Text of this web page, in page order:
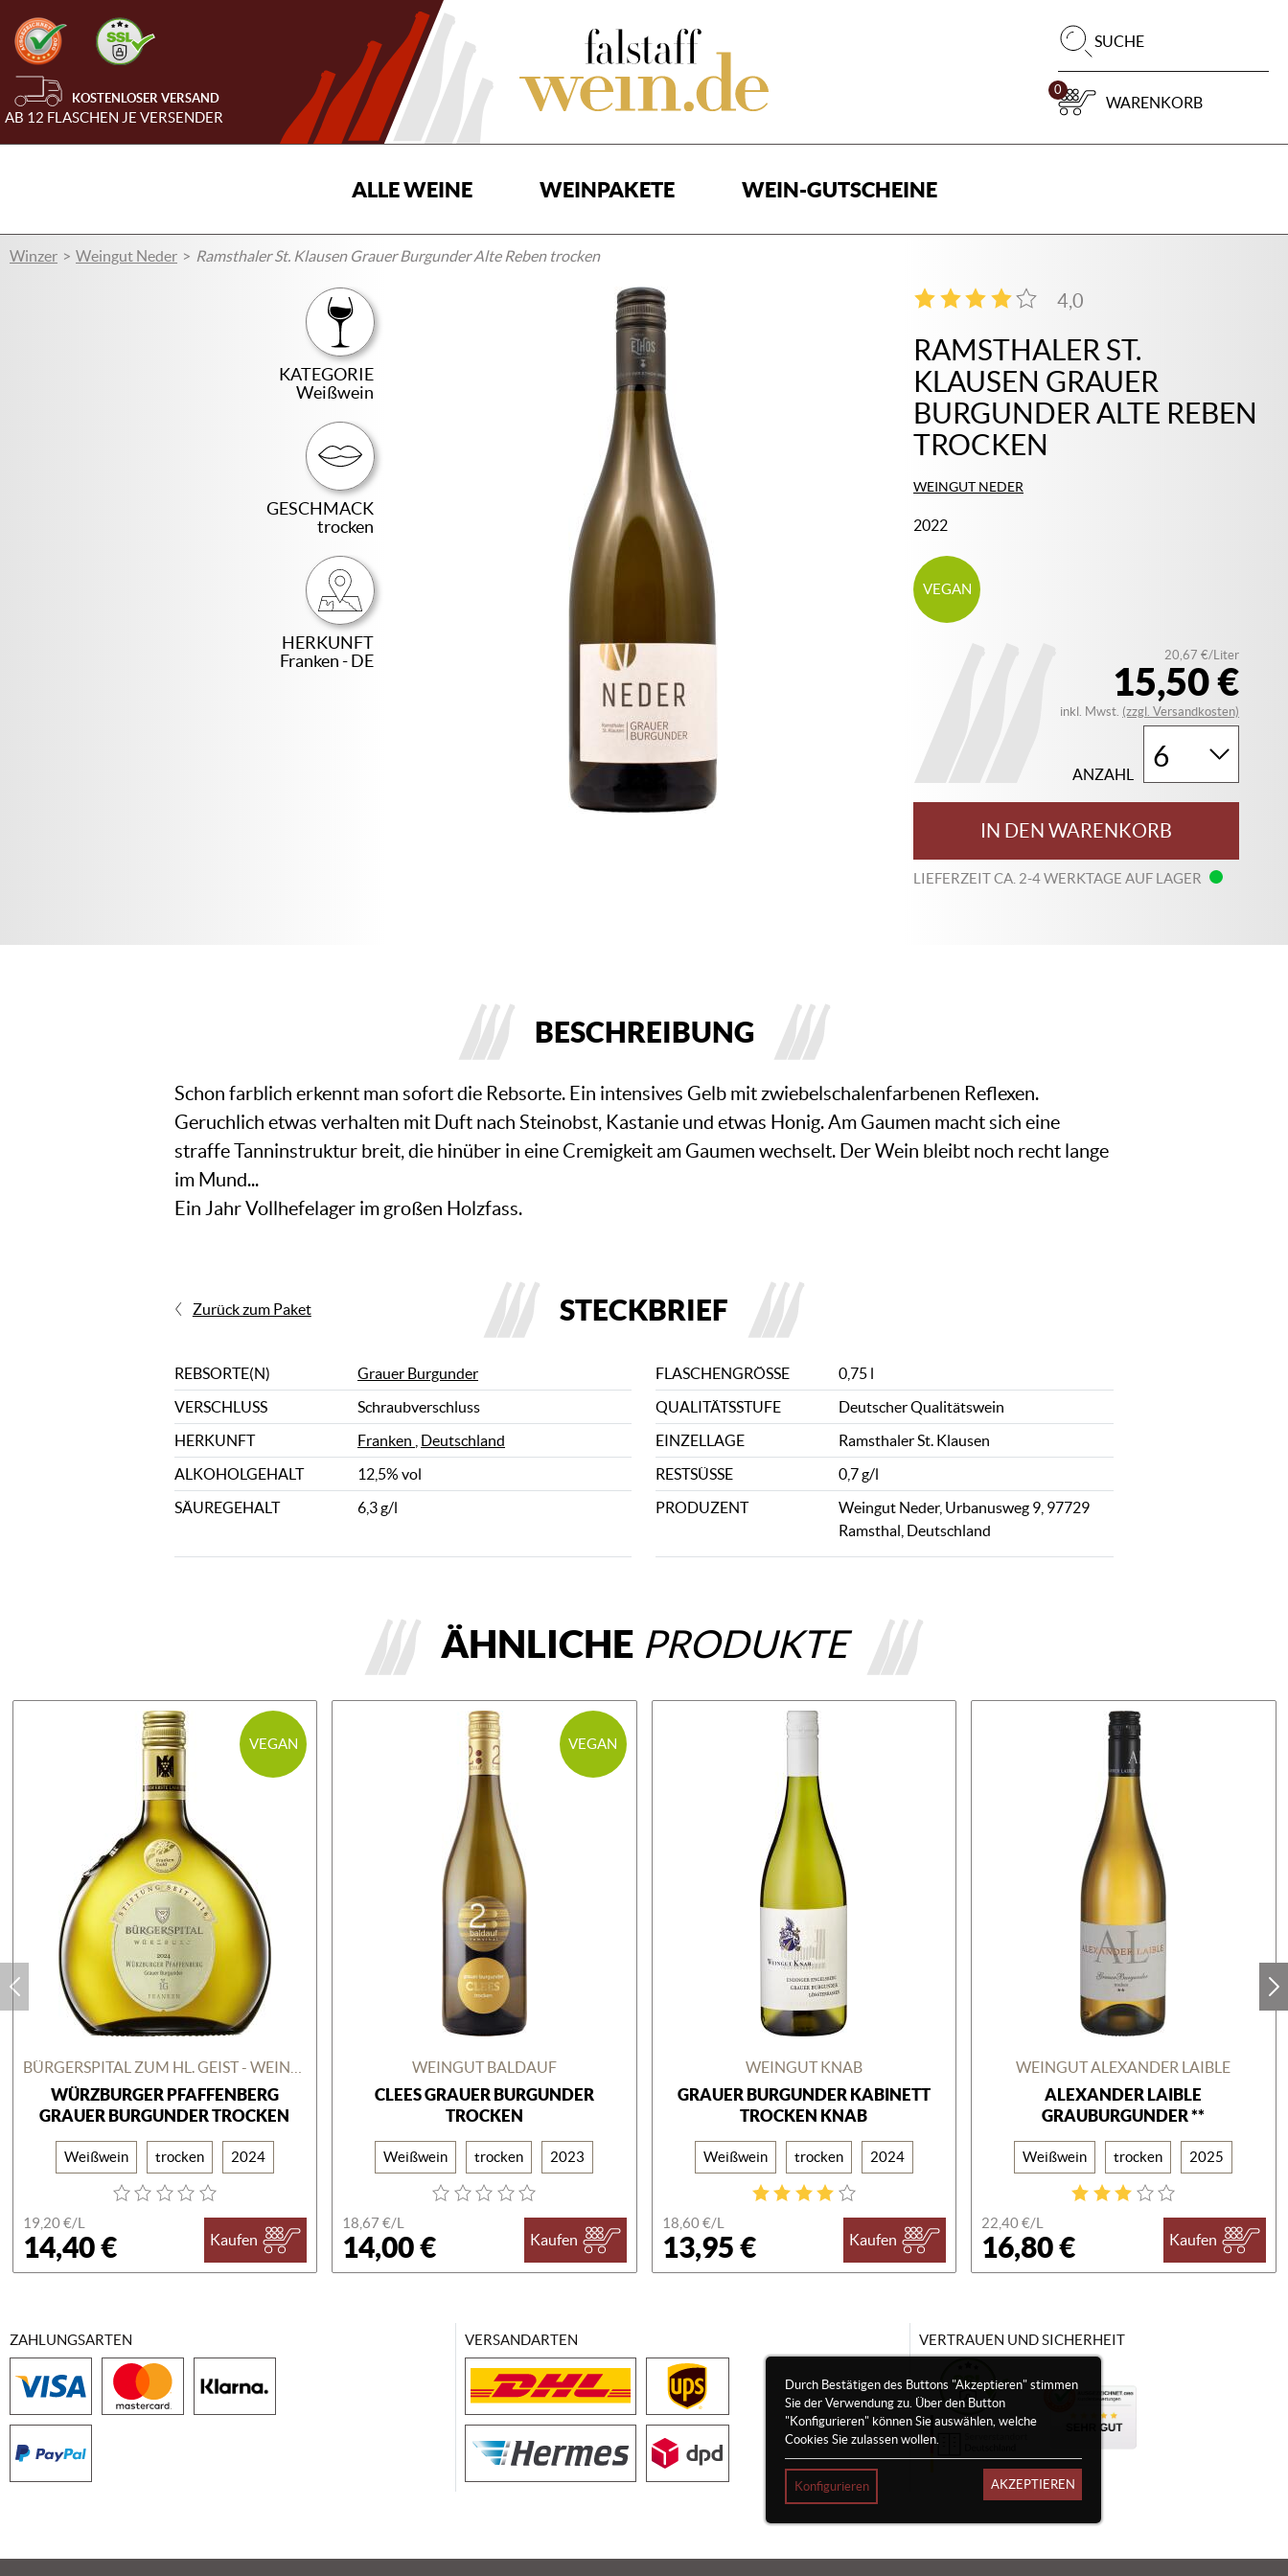
KOSTENLOSER VERSAND
AB 12 FLASCHEN JE VERSENDER
SUCHE
0
WARENKORB
ALLE WEINE WEINPAKETE WEIN-GUTSCHEINE
Winzer Weingut Neder Ramsthaler St. Klausen Grauer Burgunder Alte Reben trocken
KATEGORIE
Weißwein
GESCHMACK
trocken
HERKUNFT
Franken - DE
RAMSTHALER ST.
KLAUSEN GRAUER
BURGUNDER ALTE REBEN
TROCKEN
WEINGUT NEDER
2022
4,0
4
VEGAN
15,50 €
20,67 €/Liter
inkl. Mwst. (zzgl. Versandkosten)
ANZAHL
IN DEN WARENKORB
LIEFERZEIT CA. 2-4 WERKTAGE AUF LAGER
BESCHREIBUNG
Schon farblich erkennt man sofort die Rebsorte. Ein intensives Gelb mit zwiebelschalenfarbenen Reflexen.
Geruchlich etwas verhalten mit Duft nach Steinobst, Kastanie und etwas Honig. Am Gaumen macht sich eine
straffe Tanninstruktur breit, die hinüber in eine Cremigkeit am Gaumen wechselt. Der Wein bleibt noch recht lange
im Mund...
Ein Jahr Vollhefelager im großen Holzfass.
STECKBRIEF
Zurück zum Paket
REBSORTE(N) Grauer Burgunder FLASCHENGRÖSSE
0,75 l
VERSCHLUSS
Schraubverschluss QUALITÄTSSTUFE
Deutscher Qualitätswein
HERKUNFT
Franken Deutschland EINZELLAGE
Ramsthaler St. Klausen
ALKOHOLGEHALT
12,5% vol RESTSÜSSE
0,7 g/l
SÄUREGEHALT
6,3 g/l PRODUZENT
Weingut Neder, Urbanusweg 9, 97729
Ramsthal, Deutschland
ÄHNLICHE PRODUKTE
VEGAN
WÜRZBURGER PFAFFENBERG
GRAUER BURGUNDER TROCKEN
Weißwein trocken 2024
19,20 €/L
14,40 € Kaufen
VEGAN
WEINGUT BALDAUF
CLEES GRAUER BURGUNDER
TROCKEN
Weißwein trocken 2023
18,67 €/L
14,00 € Kaufen
WEINGUT KNAB
GRAUER BURGUNDER KABINETT
TROCKEN KNAB
Weißwein trocken 2024
18,60 €/L
13,95 € Kaufen
WEINGUT ALEXANDER LAIBLE
ALEXANDER LAIBLE
GRAUBURGUNDER **
Weißwein trocken 2025
22,40 €/L
16,80 € Kaufen
Durch Bestätigen des Buttons "Akzeptieren" stimmen
Sie der Verwendung zu. Über den Button
"Konfigurieren" können Sie auswählen, welche
Cookies Sie zulassen wollen.
Konfigurieren AKZEPTIEREN
ZAHLUNGSARTEN VERSANDARTEN VERTRAUEN UND SICHERHEIT